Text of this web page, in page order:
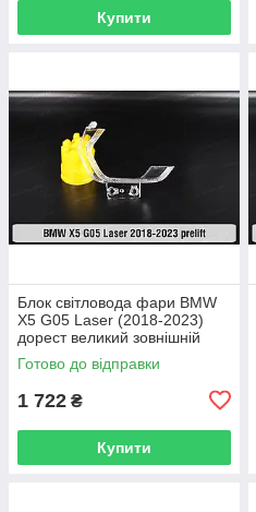
Купити
Блок світловода фари BMW
X5 G05 Laser (2018-2023)
дорест великий зовнішній
правий
Готово до відправки
1 722 ₴
Купити